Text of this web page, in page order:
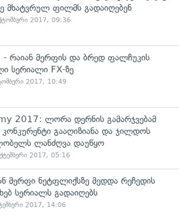
მხატვრულ ფილმს გადაიღებენ
2017, 09:36
რაიან მერფის და ბრედ ფალჩუკის
სერიალი FX-ზე
2017, 10:49
2017: ლორა დერნის გამარჯვებამ
კონკურენტი გააღიზიანა და ჯილდოს
ლანძღვა დაუწყო
2017, 05:16
მერფი ნეტფლიქსზე მედდა რეჩედის
სერიალს გადაიღებს
2017, 14:06